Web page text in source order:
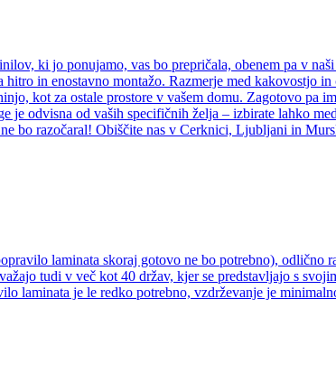
ki jo ponujamo, vas bo prepričala, obenem pa v
in enostavno montažo. Razmerje med kakovostjo
kot za ostale prostore v vašem domu. Zagotovo pa
odvisna od vaših specifičnih želja – izbirate lahko
bo razočaral! Obiščite nas v Cerknici, Ljubljani in
laminata skoraj gotovo ne bo potrebno), odlično
tudi v več kot 40 držav, kjer se predstavljajo s
laminata je le redko potrebno, vzdrževanje je